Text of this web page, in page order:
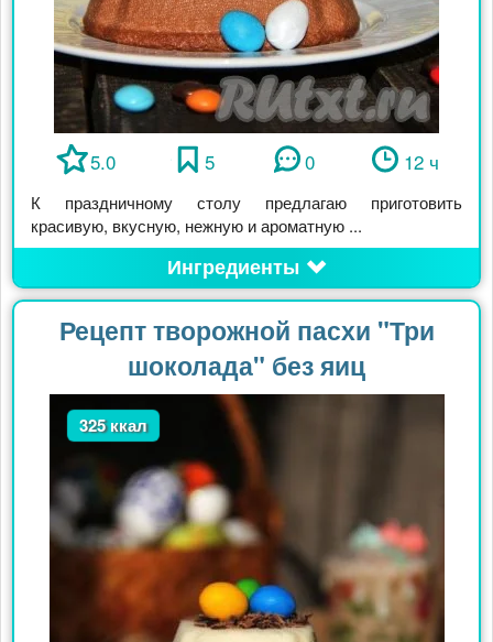
5.0 5 0 12 ч
К праздничному столу предлагаю приготовить
красивую, вкусную, нежную и ароматную ...
Ингредиенты
Рецепт творожной пасхи "Три
шоколада" без яиц
325 ккал